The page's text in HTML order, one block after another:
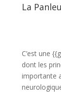
La
C’est une
dont les
importante